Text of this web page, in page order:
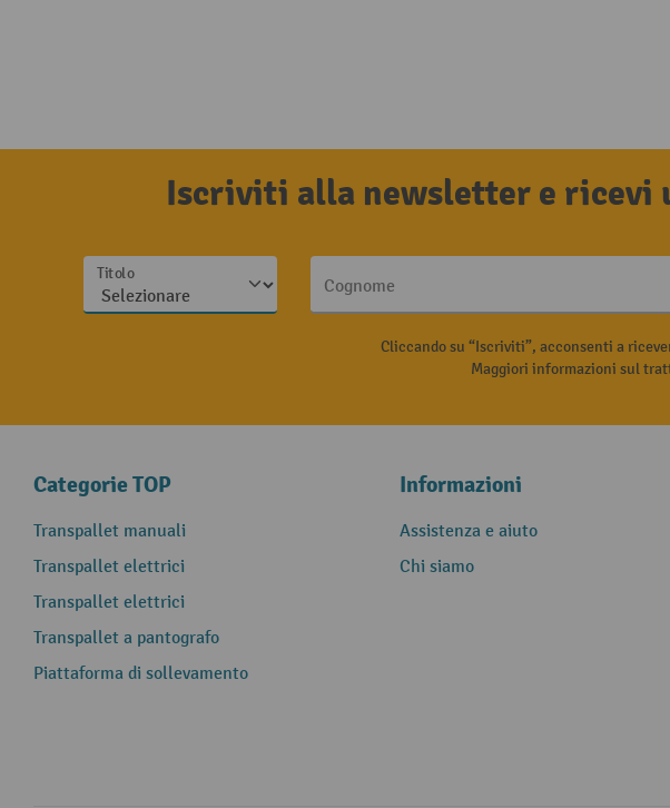
Iscriviti alla newsletter e ricevi
Titolo
Cognome
Cliccando su “Iscriviti”, acconsenti a
Maggiori informazioni sul
Categorie TOP
Transpallet manuali
Transpallet elettrici
Transpallet elettrici
Transpallet a pantografo
Piattaforma di sollevamento
Informazioni
Assistenza e aiuto
Chi siamo